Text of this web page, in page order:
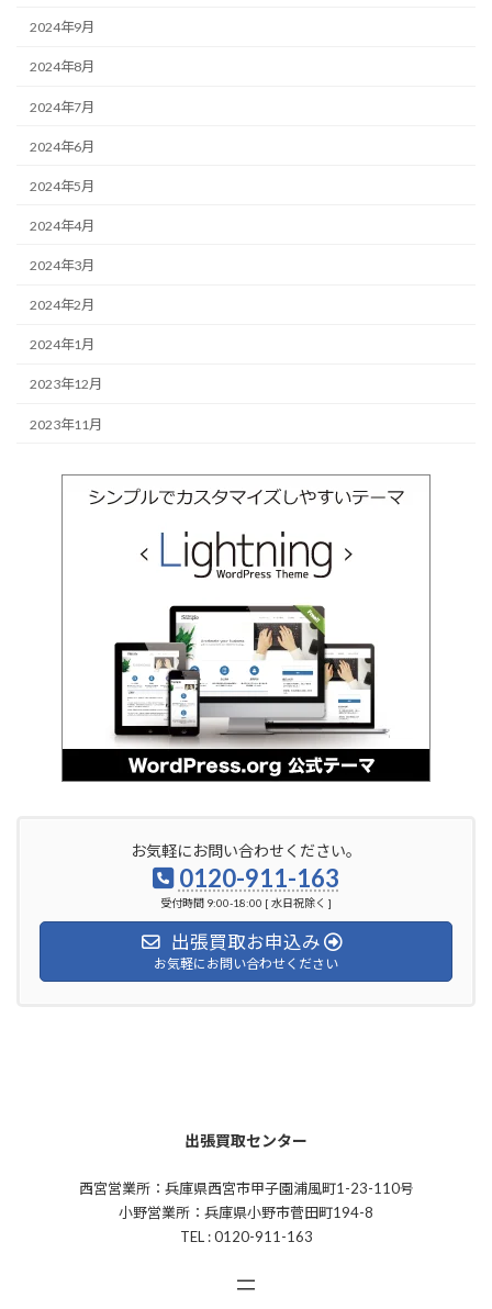
2024年9月
2024年8月
2024年7月
2024年6月
2024年5月
2024年4月
2024年3月
2024年2月
2024年1月
2023年12月
2023年11月
お気軽にお問い合わせください。
0120-911-163
受付時間 9:00-18:00 [ 水日祝除く ]
出張買取お申込み
お気軽にお問い合わせください
出張買取センター
西宮営業所：兵庫県西宮市甲子園浦風町1-23-110号
小野営業所：兵庫県小野市菅田町194-8
TEL : 0120-911-163